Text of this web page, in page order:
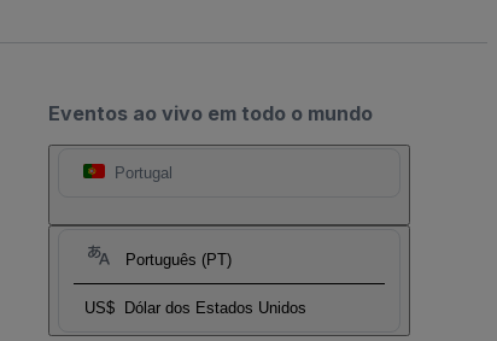
Eventos ao vivo em todo o mundo
Portugal
Português (PT)
US$ Dólar dos Estados Unidos